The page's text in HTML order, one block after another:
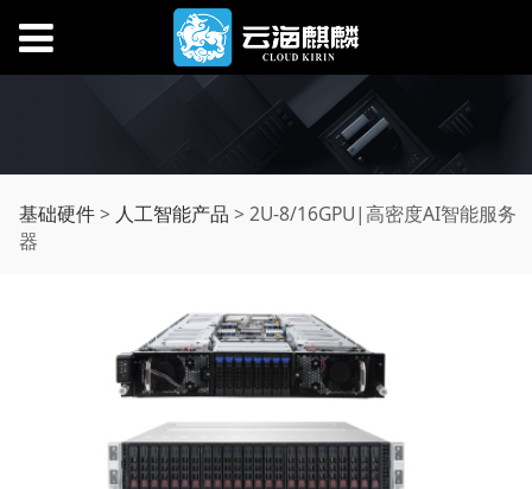
2U-8/16GPU|高密度AI
智能服务器
基础硬件> 人工智能产品 > 2U-8/16GPU|高密度AI智能服务
器